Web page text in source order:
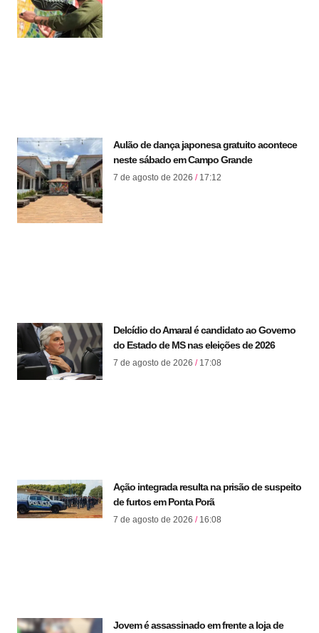
Aulão de dança japonesa gratuito acontece
neste sábado em Campo Grande
7 de agosto de 2026 17:12
Delcídio do Amaral é candidato ao Governo
do Estado de MS nas eleições de 2026
7 de agosto de 2026 17:08
Ação integrada resulta na prisão de suspeito
de furtos em Ponta Porã
7 de agosto de 2026 16:08
Jovem é assassinado em frente a loja de